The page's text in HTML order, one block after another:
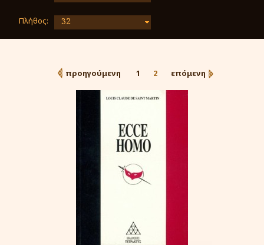
Πλήθος: 32
προηγούμενη 1 2 επόμενη